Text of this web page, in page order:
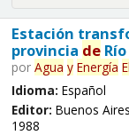
Estación
provincia de
por Agua y Energía
Idioma: Español
Editor: Buenos
1988